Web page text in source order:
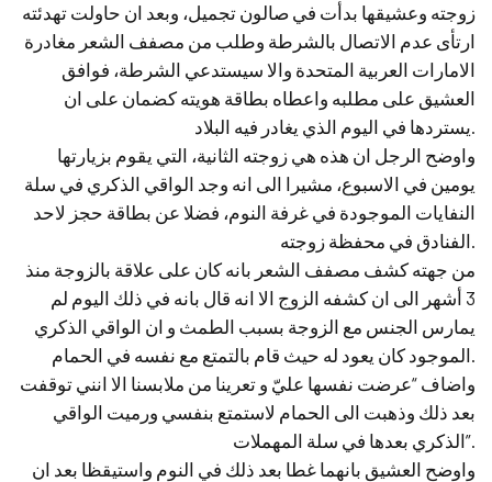
زوجته وعشيقها بدأت في صالون تجميل، وبعد ان حاولت تهدئته
ارتأى عدم الاتصال بالشرطة وطلب من مصفف الشعر مغادرة
الامارات العربية المتحدة والا سيستدعي الشرطة، فوافق
العشيق على مطلبه واعطاه بطاقة هويته كضمان على ان
يستردها في اليوم الذي يغادر فيه البلاد.
واوضح الرجل ان هذه هي زوجته الثانية، التي يقوم بزيارتها
يومين في الاسبوع، مشيرا الى انه وجد الواقي الذكري في سلة
النفايات الموجودة في غرفة النوم، فضلا عن بطاقة حجز لاحد
الفنادق في محفظة زوجته.
من جهته كشف مصفف الشعر بانه كان على علاقة بالزوجة منذ
3 أشهر الى ان كشفه الزوج الا انه قال بانه في ذلك اليوم لم
يمارس الجنس مع الزوجة بسبب الطمث و ان الواقي الذكري
الموجود كان يعود له حيث قام بالتمتع مع نفسه في الحمام.
واضاف “عرضت نفسها عليّ و تعرينا من ملابسنا الا انني توقفت
بعد ذلك وذهبت الى الحمام لاستمتع بنفسي ورميت الواقي
الذكري بعدها في سلة المهملات”.
واوضح العشيق بانهما غطا بعد ذلك في النوم واستيقظا بعد ان